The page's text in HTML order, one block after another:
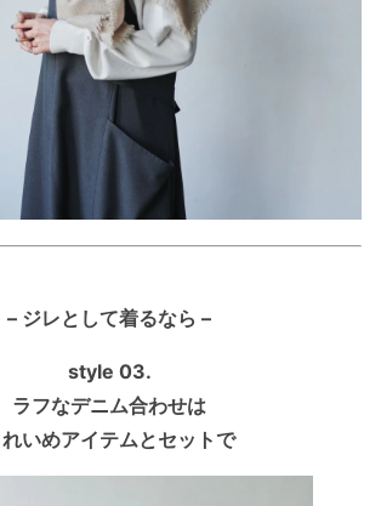
– ジレとして着るなら –
style 03.
ラフなデニム合わせは
れいめアイテムとセットで